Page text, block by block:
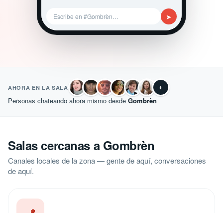
Escribe en #Gombrèn… ➤
AHORA EN LA SALA +
Personas chateando ahora mismo desde Gombrèn
Salas cercanas a Gombrèn
Canales locales de la zona — gente de aquí, conversaciones
de aquí.